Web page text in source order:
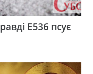
Е536 псує